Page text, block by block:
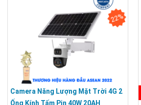
22%
Camera Năng Lượng Mặt Trời 4G 2
Ống Kính Tấm Pin 40W 20AH